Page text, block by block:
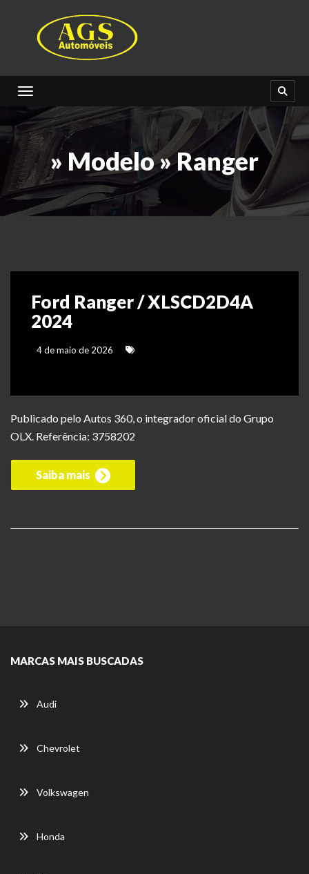
Toggle navigation
» Modelo » Ranger
Ford Ranger / XLSCD2D4A
2024
4 de maio de 2026
Publicado pelo Autos 360, o integrador oficial do Grupo
OLX. Referência: 3758202
Saiba mais
MARCAS MAIS BUSCADAS
Audi
Chevrolet
Volkswagen
Honda